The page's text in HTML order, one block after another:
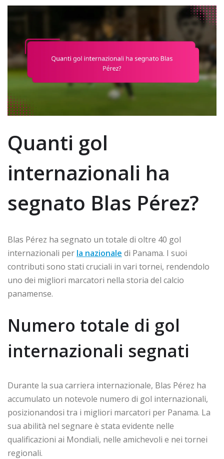
Quanti gol
internazionali ha
segnato Blas Pérez?
Blas Pérez ha segnato un totale di oltre 40 gol
internazionali per la nazionale di Panama. I suoi
contributi sono stati cruciali in vari tornei, rendendolo
uno dei migliori marcatori nella storia del calcio
panamense.
Numero totale di gol
internazionali segnati
Durante la sua carriera internazionale, Blas Pérez ha
accumulato un notevole numero di gol internazionali,
posizionandosi tra i migliori marcatori per Panama. La
sua abilità nel segnare è stata evidente nelle
qualificazioni ai Mondiali, nelle amichevoli e nei tornei
regionali.